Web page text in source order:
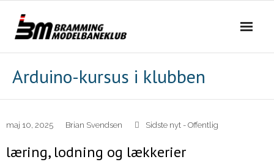
content
Arduino-kursus i klubben
maj 10, 2025 Brian Svendsen Sidste nyt - Offentlig
læring, lodning og lækkerier